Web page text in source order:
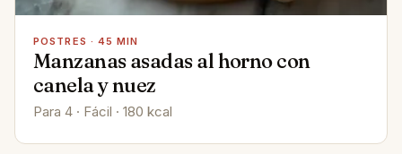
POSTRES · 45 MIN
Manzanas asadas al horno con
canela y nuez
Para 4 · Fácil · 180 kcal